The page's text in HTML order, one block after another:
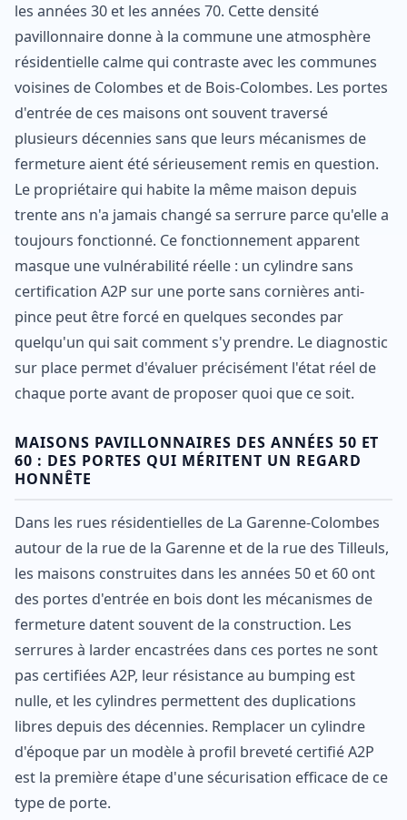
les années 30 et les années 70. Cette densité
pavillonnaire donne à la commune une atmosphère
résidentielle calme qui contraste avec les communes
voisines de Colombes et de Bois-Colombes. Les portes
d'entrée de ces maisons ont souvent traversé
plusieurs décennies sans que leurs mécanismes de
fermeture aient été sérieusement remis en question.
Le propriétaire qui habite la même maison depuis
trente ans n'a jamais changé sa serrure parce qu'elle a
toujours fonctionné. Ce fonctionnement apparent
masque une vulnérabilité réelle : un cylindre sans
certification A2P sur une porte sans cornières anti-
pince peut être forcé en quelques secondes par
quelqu'un qui sait comment s'y prendre. Le diagnostic
sur place permet d'évaluer précisément l'état réel de
chaque porte avant de proposer quoi que ce soit.
MAISONS PAVILLONNAIRES DES ANNÉES 50 ET
60 : DES PORTES QUI MÉRITENT UN REGARD
HONNÊTE
Dans les rues résidentielles de La Garenne-Colombes
autour de la rue de la Garenne et de la rue des Tilleuls,
les maisons construites dans les années 50 et 60 ont
des portes d'entrée en bois dont les mécanismes de
fermeture datent souvent de la construction. Les
serrures à larder encastrées dans ces portes ne sont
pas certifiées A2P, leur résistance au bumping est
nulle, et les cylindres permettent des duplications
libres depuis des décennies. Remplacer un cylindre
d'époque par un modèle à profil breveté certifié A2P
est la première étape d'une sécurisation efficace de ce
type de porte.